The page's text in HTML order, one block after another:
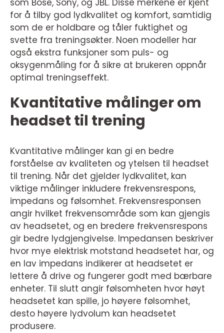
som Bose, Sony, og JBL. Disse merkene er kjent
for å tilby god lydkvalitet og komfort, samtidig
som de er holdbare og tåler fuktighet og
svette fra treningsøkter. Noen modeller har
også ekstra funksjoner som puls- og
oksygenmåling for å sikre at brukeren oppnår
optimal treningseffekt.
Kvantitative målinger om
headset til trening
Kvantitative målinger kan gi en bedre
forståelse av kvaliteten og ytelsen til headset
til trening. Når det gjelder lydkvalitet, kan
viktige målinger inkludere frekvensrespons,
impedans og følsomhet. Frekvensresponsen
angir hvilket frekvensområde som kan gjengis
av headsetet, og en bredere frekvensrespons
gir bedre lydgjengivelse. Impedansen beskriver
hvor mye elektrisk motstand headsetet har, og
en lav impedans indikerer at headsetet er
lettere å drive og fungerer godt med bærbare
enheter. Til slutt angir følsomheten hvor høyt
headsetet kan spille, jo høyere følsomhet,
desto høyere lydvolum kan headsetet
produsere.